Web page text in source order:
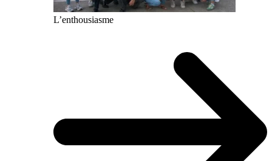
L’enthousiasme